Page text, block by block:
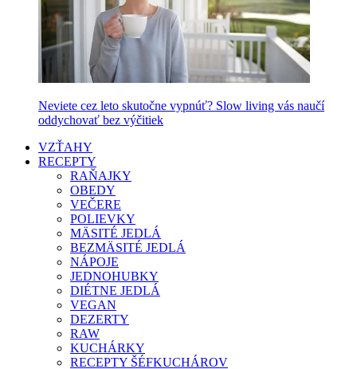
Neviete cez leto skutočne vypnúť? Slow living vás naučí
oddychovať bez výčitiek
VZŤAHY
RECEPTY
RAŇAJKY
OBEDY
VEČERE
POLIEVKY
MÄSITÉ JEDLÁ
BEZMÄSITÉ JEDLÁ
NÁPOJE
JEDNOHUBKY
DIÉTNE JEDLÁ
VEGAN
DEZERTY
RAW
KUCHÁRKY
RECEPTY ŠÉFKUCHÁROV